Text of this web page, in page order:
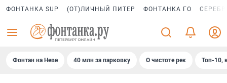
ФОНТАНКА SUP (ОТ)ЛИЧНЫЙ ПИТЕР ФОНТАНКА ГО
Фонтан на Неве 40 млн за парковку О чистоте рек Топ-10,